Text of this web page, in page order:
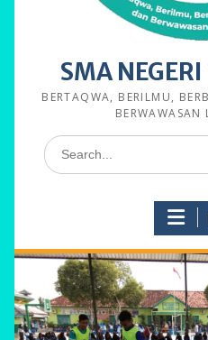
SMA
BERTAQWA, BERILMU,
Search
for: